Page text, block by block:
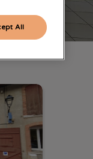
All